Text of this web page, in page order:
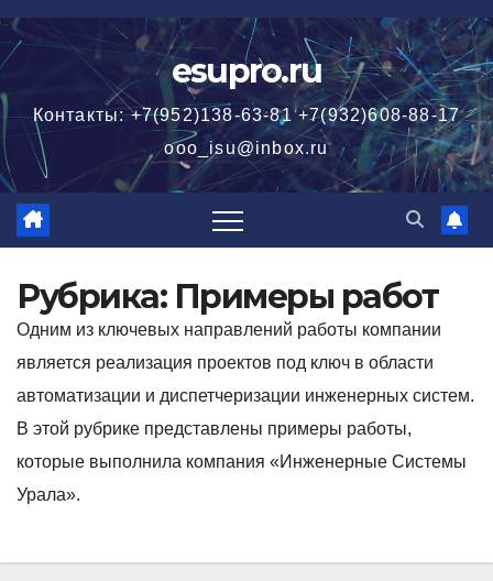
Перейти
к
содержимому
esupro.ru
Контакты: +7(952)138-63-81 +7(932)608-88-17
ooo_isu@inbox.ru
Рубрика: Примеры работ
Одним из ключевых направлений работы компании
является реализация проектов под ключ в области
автоматизации и диспетчеризации инженерных систем.
В этой рубрике представлены примеры работы,
которые выполнила компания «Инженерные Системы
Урала».